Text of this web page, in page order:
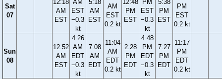
Sat
07
12:18
AM
EST
AM
EST
−0.3
kt
5:18
AM
EST
AM
EST
0.2 kt
12:48
PM
EST
PM
EST
−0.3
kt
5:38
PM
EST
PM
EST
0.2 kt
Sun
08
12:52
AM
EST
4:26
AM
EDT
−0.3
kt
7:08
AM
EDT
11:04
AM
EDT
0.2 kt
2:28
PM
EDT
4:48
PM
EDT
−0.3
kt
7:27
PM
EDT
11:17
PM
EDT
0.2 kt